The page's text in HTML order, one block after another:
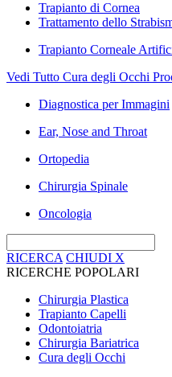
Trapianto di Cornea
Trattamento dello
Trapianto Corneale
Vedi Tutto Cura degli Occhi
Diagnostica per Immagini
Ear, Nose and Throat
Ortopedia
Chirurgia Spinale
Oncologia
RICERCA CHIUDI X
RICERCHE POPOLARI
Chirurgia Plastica
Trapianto Capelli
Odontoiatria
Chirurgia Bariatrica
Cura degli Occhi